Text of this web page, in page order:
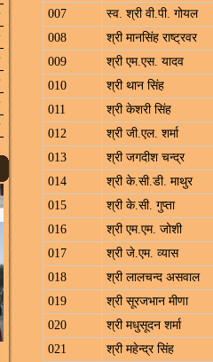
007
स्व. श्री वी.पी. गोयल
008
श्री मानसिंह राष्ट्रवर
009
श्री एम.एस. यादव
010
श्री थान सिंह
011
श्री केशरी सिंह
012
श्री जी.एल. शर्मा
013
श्री जगदीश चन्द्र
014
श्री के.सी.डी. माथुर
015
श्री के.सी. गुप्ता
016
श्री एम.एम. जोशी
017
श्री जे.एम. व्यास
018
श्री लालचन्द असवाल
019
श्री सूरजभान मीणा
020
श्री मधुसूदन शर्मा
021
श्री महेन्द्र सिंह